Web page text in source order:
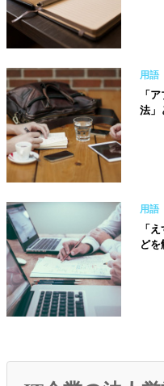
用語
「
法」
用語
「
どを